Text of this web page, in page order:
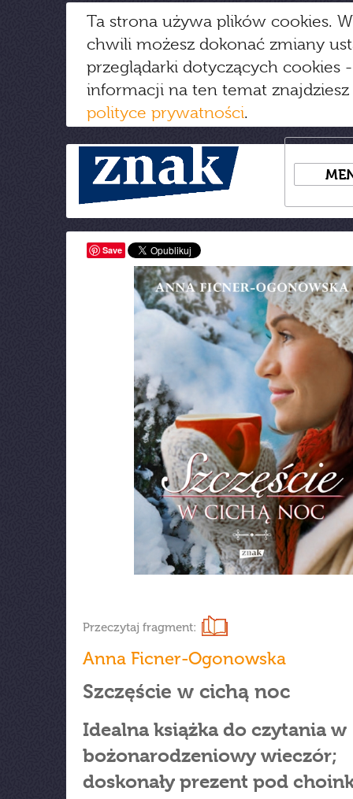
Ta strona używa plików cookies.
chwili możesz dokonać zmiany
przeglądarki dotyczących cookies
informacji na ten temat
polityce prywatności.
Save
Przeczytaj fragment:
Anna Ficner-Ogonowska
Szczęście w cichą noc
Idealna książka do czytania w
bożonarodzeniowy wieczór;
doskonały prezent pod